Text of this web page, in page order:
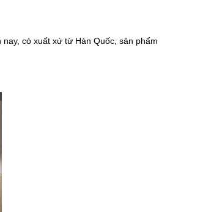
có xuất xứ từ Hàn Quốc, sản phẩm